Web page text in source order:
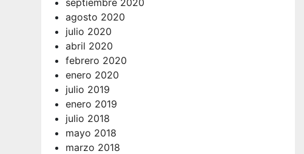
agosto 2020
julio 2020
abril 2020
febrero 2020
enero 2020
julio 2019
enero 2019
julio 2018
mayo 2018
marzo 2018